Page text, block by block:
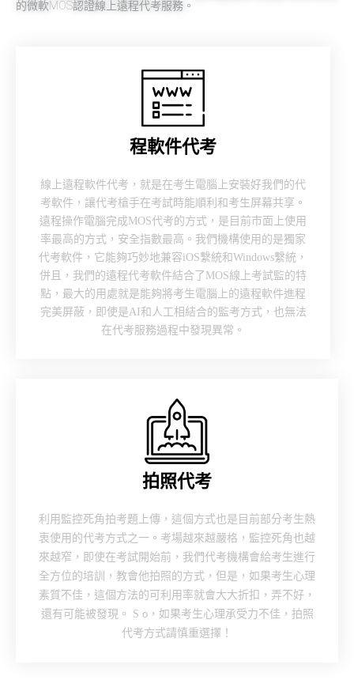
的微軟MOS認證線上遠程代考服務。
程軟件代考
線上遠程軟件代考，就是在考生電腦上安裝好我們的代
考軟件，讓代考槍手在考試時能順利和考生屏幕共享。
遠程操作電腦完成MOS代考的方式，是目前市面上使用
率最高的方式，安全指數最高。我們機構使用的是獨家
代考軟件，它能夠巧妙地兼容iOS繫統和Windows繫統，
併且，我們的遠程代考軟件結合了MOS線上考試監的特
點，最大的用處就是能夠將考生電腦上的遠程軟件進程
完美屏蔽，即使是AI和人工相結合的監考方式，也無法
在代考服務過程中發現異常。
拍照代考
利用監控死角拍考題上傳，這個方式也是目前部分考生熱
衷使用的代考方式之一。考場越來越嚴格，監控死角也越
來越窄，即使在考試開始前，我們代考機構會給考生進行
全方位的培訓，教會他拍照的方式，但是，如果考生心理
素質不佳，這個方法的可利用率就會大大折扣，弄不好，
還有可能被發現 。 S o，如果考生心理承受力不佳，拍照
代考方式請慎重選擇！